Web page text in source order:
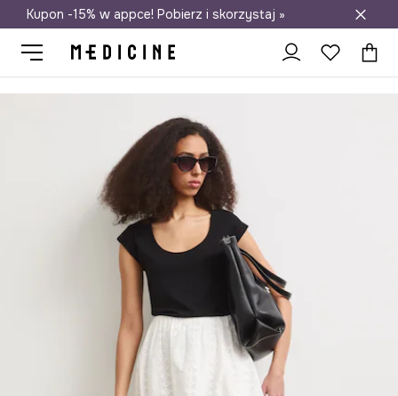
Darmowa dostawa do salonów
Kupon -15% w appce! Pobierz i skorzystaj »